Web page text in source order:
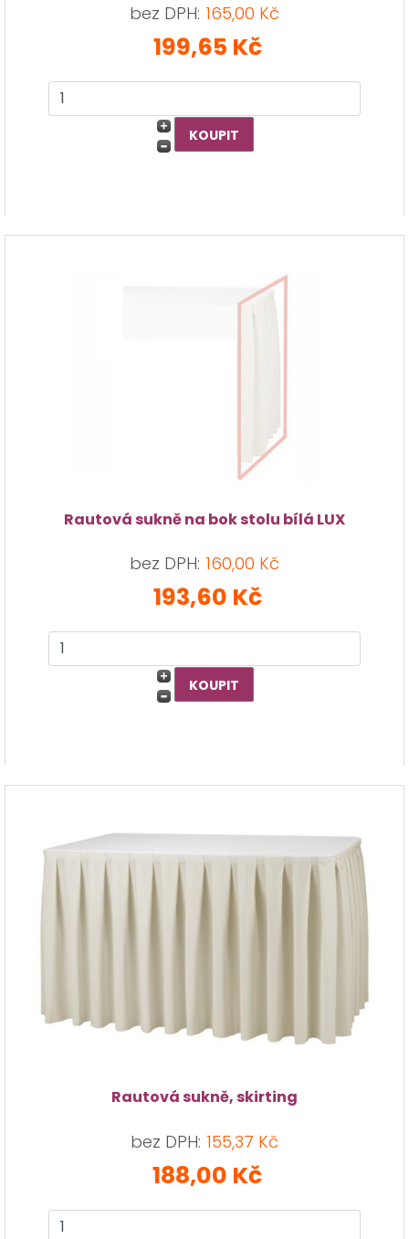
Chyba 404: je nám líto, ale požadované
bez DPH: 165,00 Kč
199,65 Kč
Rautová sukně na bok stolu bílá LUX
bez DPH: 160,00 Kč
193,60 Kč
Rautová sukně, skirting
bez DPH: 155,37 Kč
188,00 Kč